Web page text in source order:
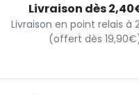
Livraison dès
Livraison en point relais à
(offert dès